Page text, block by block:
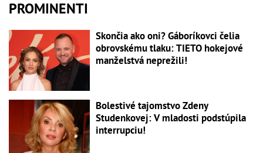
PROMINENTI
Skončia ako oni? Gáboríkovci čelia
obrovskému tlaku: TIETO hokejové
manželstvá neprežili!
Bolestivé tajomstvo Zdeny
Studenkovej: V mladosti podstúpila
interrupciu!